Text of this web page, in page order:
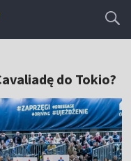
do Tokio?